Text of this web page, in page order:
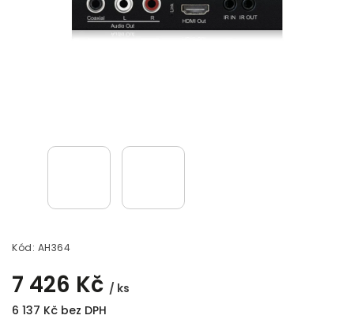
Kód: AH364
7 426 Kč / ks
6 137 Kč bez DPH